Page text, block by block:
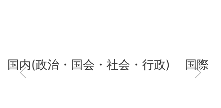
国内(政治・国会・社会・行政) 国際